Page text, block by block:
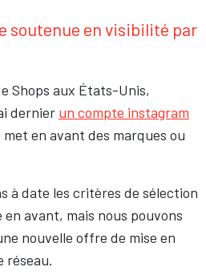
soutenue en visibilité par
Shops aux États-Unis,
dernier un compte instagram
en avant des marques ou
à date les critères de sélection
en avant, mais nous pouvons
nouvelle offre de mise en
réseau.